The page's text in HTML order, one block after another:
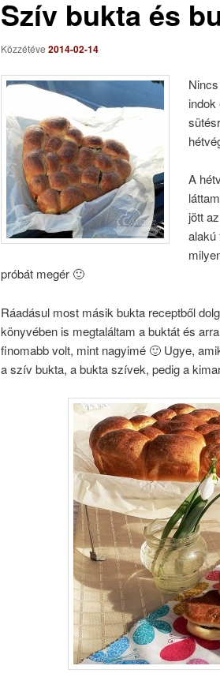
Szív bukta és
Közzétéve 2014-02-14
A
jött
alakú
próbát megér 🙂
Ráadásul most másik bukta receptből
könyvében is megtaláltam a buktát és
finomabb volt, mint nagyimé 🙂 Ugye,
a szív bukta, a bukta szívek, pedig a